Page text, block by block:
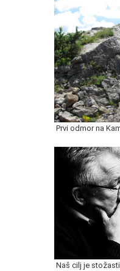
Prvi odmor na
Naš cilj je